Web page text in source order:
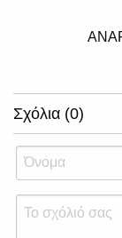
Σχόλια (0)